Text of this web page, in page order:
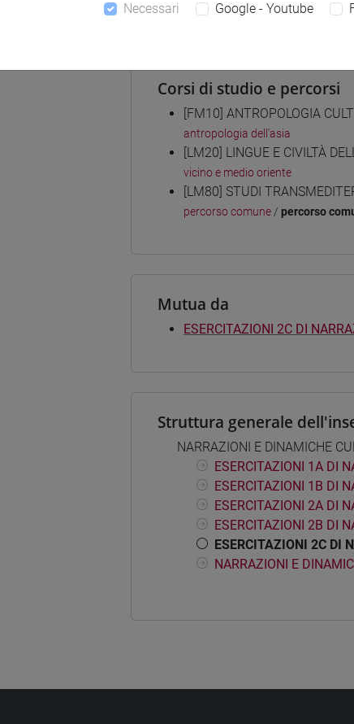
Materiali su Moodle
Corsi di studio e percorsi
[FM10] ANTROPOLOGIA
antropologia dell'asia
[LM20] LINGUE E CIVILTÀ
vicino e medio oriente
[LM80] STUDI
percorso comune / percorso
Mutua da
ESERCITAZIONI 2C DI
Struttura generale
NARRAZIONI E DINAMICHE
ESERCITAZIONI 1A DI
ESERCITAZIONI 1B DI
ESERCITAZIONI 2A DI
ESERCITAZIONI 2B DI
ESERCITAZIONI 2C DI
NARRAZIONI E
Necessari Google - Youtube